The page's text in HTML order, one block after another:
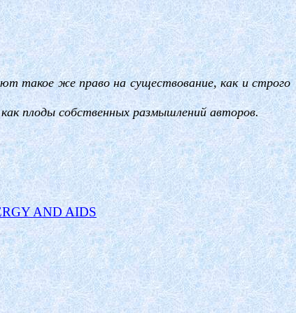
такое же право на существование, как и строго
плоды собственных размышлений авторов.
AND AIDS